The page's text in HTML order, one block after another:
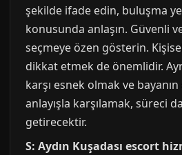
şekilde ifade edin, buluşma
konusunda anlaşın. Güvenli
seçmeye özen gösterin.
dikkat etmek de önemlidir.
karşı esnek olmak ve bayanın
anlayışla karşılamak, süreci
getirecektir.
S: Aydın Kuşadası escort